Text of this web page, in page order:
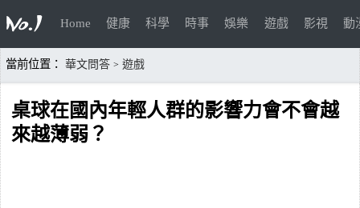
Home 健康 科學 時事 娛樂 遊戲 影視 動
當前位置： 華文問答 > 遊戲
桌球在國內年輕人群的影響力會不會越
來越薄弱？